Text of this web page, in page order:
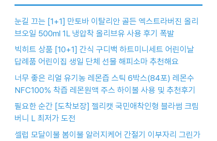
눈길 끄는 [1+1] 만토바 이탈리안 골든 엑스트라버진 올리
브오일 500ml 1L 냉압착 올리브유 사용 후기 폭발
빅히트 상품 [10+1] 간식 구디백 하트미니세트 어린이날
답례품 어린이집 생일 단체 선물 해피소마 추천해요
너무 좋은 리얼 유기농 레몬즙 스틱 6박스(84포) 레몬수
NFC100% 착즙 레몬원액 주스 하이볼 사용 및 추천후기
필요한 순간 [도착보장] 젤리캣 국민애착인형 블라썸 크림
버니 L 최저가 도전
셀럽 모달이불 봄이불 알러지케어 간절기 이부자리 그린가